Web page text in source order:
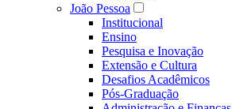
João Pessoa
Institucional
Ensino
Pesquisa e Inovação
Extensão e Cultura
Desafios Acadêmicos
Pós-Graduação